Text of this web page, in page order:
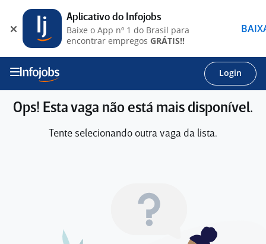
Login
Ops! Esta vaga não está mais disponível.
Tente selecionando outra vaga da lista.
Aplicativo do Infojobs
Baixe o App nº 1 do Brasil para
encontrar empregos GRÁTIS!!